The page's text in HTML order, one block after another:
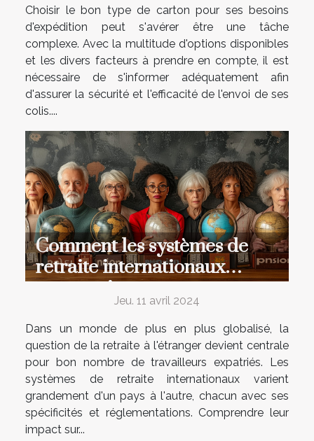
Choisir le bon type de carton pour ses besoins
d'expédition peut s'avérer être une tâche
complexe. Avec la multitude d'options disponibles
et les divers facteurs à prendre en compte, il est
nécessaire de s'informer adéquatement afin
d'assurer la sécurité et l'efficacité de l'envoi de ses
colis....
Comment les systèmes de
retraite internationaux
peuvent impacter votre
pension en tant qu'expatrié
Jeu. 11 avril 2024
Dans un monde de plus en plus globalisé, la
question de la retraite à l'étranger devient centrale
pour bon nombre de travailleurs expatriés. Les
systèmes de retraite internationaux varient
grandement d'un pays à l'autre, chacun avec ses
spécificités et réglementations. Comprendre leur
impact sur...